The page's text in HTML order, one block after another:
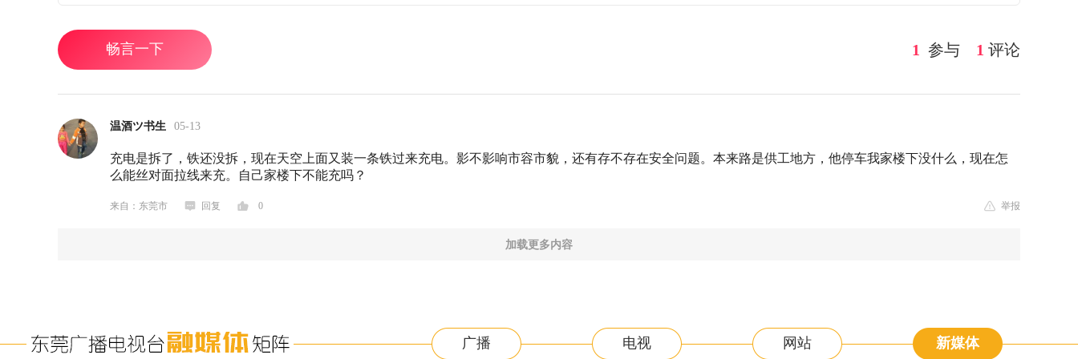
畅言一下 1 参与 1 评论
温酒ツ书生 05-13
充电是拆了，铁还没拆，现在天空上面又装一条铁过来充电。影不影响市容市貌，还有存不存在安全问题。本来路是供工地方，他停车我家楼下没什么，现在怎
么能丝对面拉线来充。自己家楼下不能充吗？
来自：东莞市 回复 0 举报
加载更多内容
广播 电视 网站 新媒体